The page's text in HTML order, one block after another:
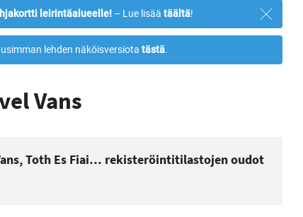
leirintäalueelle! – Lue lisää täältä!
Sulje
ilmoitus
lehden näköisversiota tästä.
Vans
Toth Es Fiai… rekisteröintitilastojen oudot